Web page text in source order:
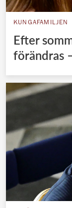
KUNGAFAMILJEN
Efter
förändras